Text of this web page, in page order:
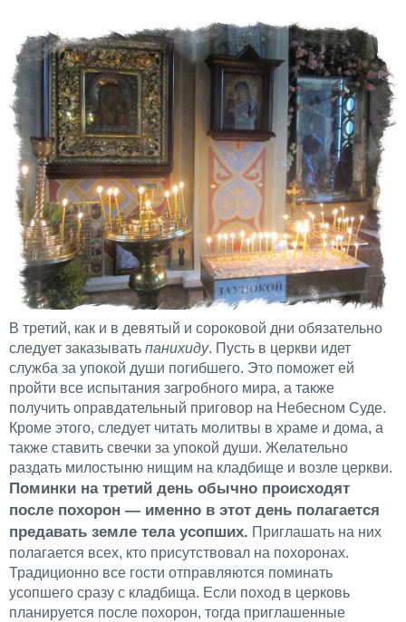
В третий, как и в девятый и сороковой дни обязательно
следует заказывать панихиду. Пусть в церкви идет
служба за упокой души погибшего. Это поможет ей
пройти все испытания загробного мира, а также
получить оправдательный приговор на Небесном Суде.
Кроме этого, следует читать молитвы в храме и дома, а
также ставить свечки за упокой души. Желательно
раздать милостыню нищим на кладбище и возле церкви.
Поминки на третий день обычно происходят
после похорон — именно в этот день полагается
предавать земле тела усопших. Приглашать на них
полагается всех, кто присутствовал на похоронах.
Традиционно все гости отправляются поминать
усопшего сразу с кладбища. Если поход в церковь
планируется после похорон, тогда приглашенные